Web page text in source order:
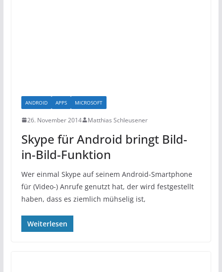
ANDROID APPS MICROSOFT
26. November 2014 Matthias Schleusener
Skype für Android bringt Bild-
in-Bild-Funktion
Wer einmal Skype auf seinem Android-Smartphone
für (Video-) Anrufe genutzt hat, der wird festgestellt
haben, dass es ziemlich mühselig ist,
Weiterlesen